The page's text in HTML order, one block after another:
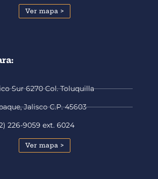
Ver mapa >
Sur 6270 Col. Toluquilla
Jalisco C.P. 45603
226-9059 ext. 6024
Ver mapa >